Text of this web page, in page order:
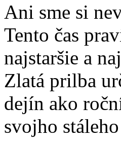
Ani sme si
Tento čas
najstaršie a
Zlatá prilba
dejín ako
svojho